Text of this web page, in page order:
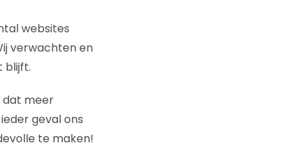
websites
verwachten en
blijft.
dat meer
geval ons
te maken!